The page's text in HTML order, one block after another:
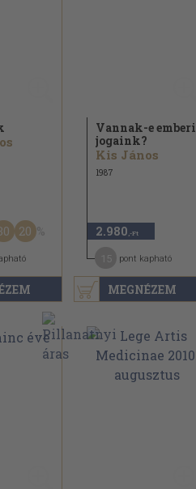
20
MEGNÉZEM
Vannak-e emberi
jogaink?
Kis János
1987
2.980 ,-Ft
pont kapható